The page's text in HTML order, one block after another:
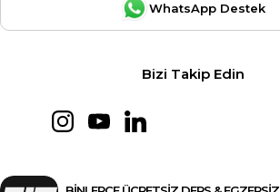
WhatsApp Destek
Bizi Takip Edin